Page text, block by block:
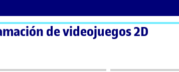
de videojuegos 2D